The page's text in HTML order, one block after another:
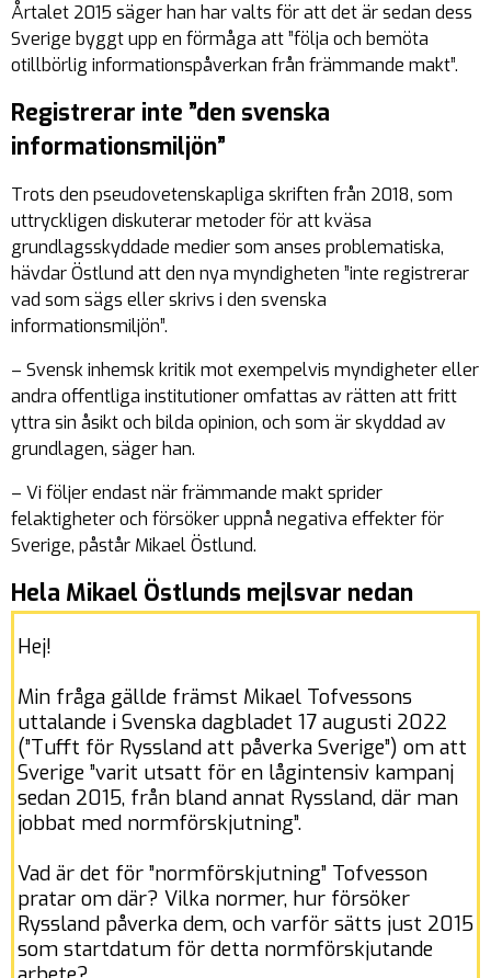
Årtalet 2015 säger han har valts för att det är sedan dess
Sverige byggt upp en förmåga att ”följa och bemöta
otillbörlig informationspåverkan från främmande makt”.
Registrerar inte ”den svenska
informationsmiljön”
Trots den pseudovetenskapliga skriften från 2018, som
uttryckligen diskuterar metoder för att kväsa
grundlagsskyddade medier som anses problematiska,
hävdar Östlund att den nya myndigheten ”inte registrerar
vad som sägs eller skrivs i den svenska
informationsmiljön”.
– Svensk inhemsk kritik mot exempelvis myndigheter eller
andra offentliga institutioner omfattas av rätten att fritt
yttra sin åsikt och bilda opinion, och som är skyddad av
grundlagen, säger han.
– Vi följer endast när främmande makt sprider
felaktigheter och försöker uppnå negativa effekter för
Sverige, påstår Mikael Östlund.
Hela Mikael Östlunds mejlsvar nedan
Hej!
Min fråga gällde främst Mikael Tofvessons
uttalande i Svenska dagbladet 17 augusti 2022
(”Tufft för Ryssland att påverka Sverige”) om att
Sverige ”varit utsatt för en lågintensiv kampanj
sedan 2015, från bland annat Ryssland, där man
jobbat med normförskjutning”.
Vad är det för ”normförskjutning” Tofvesson
pratar om där? Vilka normer, hur försöker
Ryssland påverka dem, och varför sätts just 2015
som startdatum för detta normförskjutande